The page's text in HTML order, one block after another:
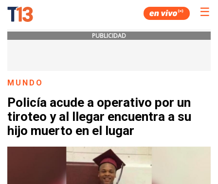
☰
PUBLICIDAD
MUNDO
Policía acude a operativo por un
tiroteo y al llegar encuentra a su
hijo muerto en el lugar